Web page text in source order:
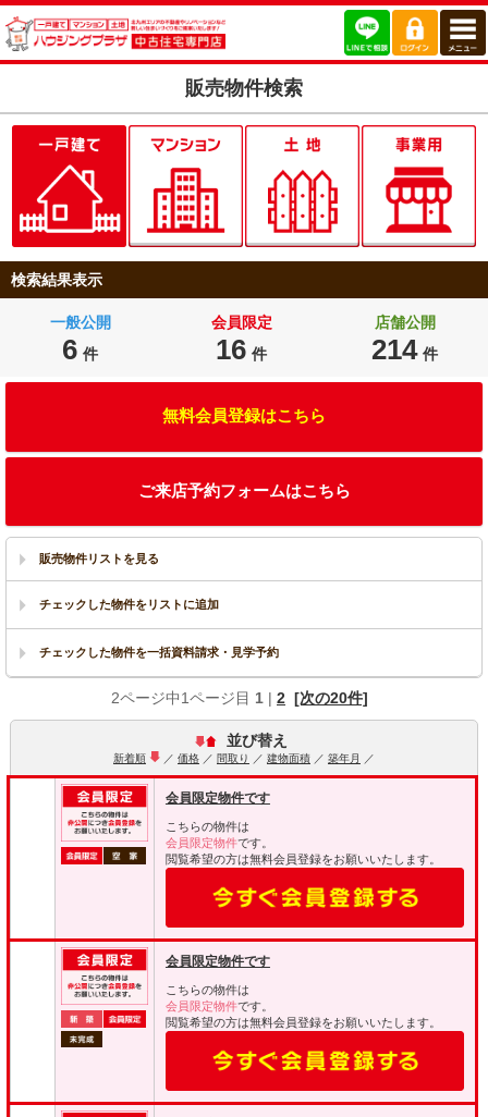
販売物件検索
検索結果表示
一般公開
6 件
会員限定
16 件
店舗公開
214 件
無料会員登録はこちら
ご来店予約フォームはこちら
販売物件リストを見る
2ページ中1ページ目 1 | 2 [次の20件]
並び替え
新着順 ／ 価格／ 間取り ／ 建物面積／ 築年月 ／
会員限定物件です
こちらの物件は
会員限定物件です。
閲覧希望の方は無料会員登録をお願いいたします。
会員限定物件です
こちらの物件は
会員限定物件です。
閲覧希望の方は無料会員登録をお願いいたします。